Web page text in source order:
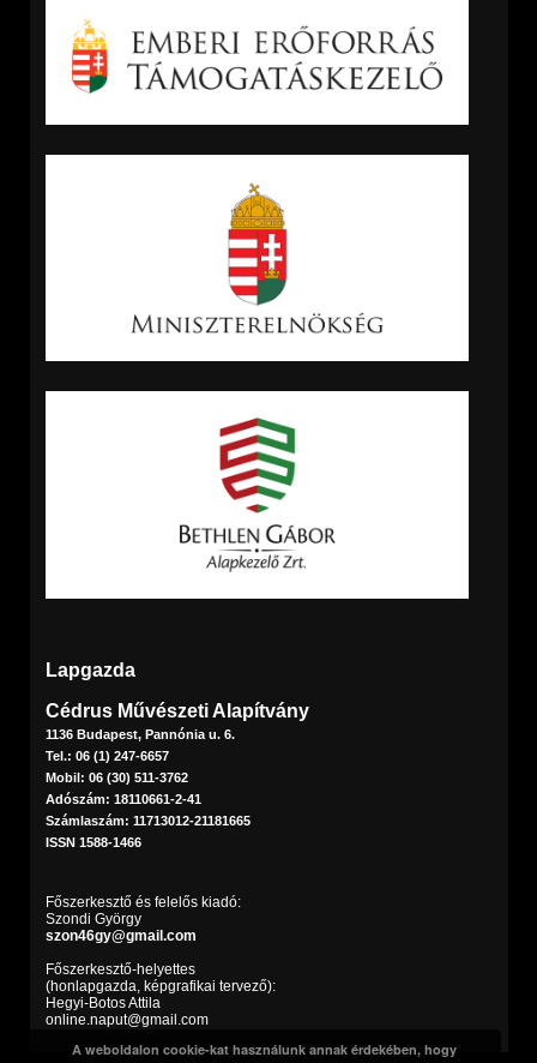
Lapgazda
Cédrus Művészeti Alapítvány
1136 Budapest, Pannónia u. 6.
Tel.: 06 (1) 247-6657
Mobil: 06 (30) 511-3762
Adószám: 18110661-2-41
Számlaszám: 11713012-21181665
ISSN 1588-1466
Főszerkesztő és felelős kiadó:
Szondi György
szon46gy@gmail.com
Főszerkesztő-helyettes
(honlapgazda, képgrafikai tervező):
Hegyi-Botos Attila
online.naput@gmail.com
A weboldalon cookie-kat használunk annak érdekében, hogy